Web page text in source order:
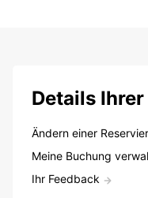
Details
Ändern einer
Meine Buchung
Ihr Feedback